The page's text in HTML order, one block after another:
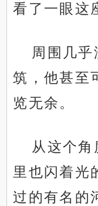
看了一眼这
周围几
筑，他甚至
览无余。
从这个
里也闪着光
过的有名的